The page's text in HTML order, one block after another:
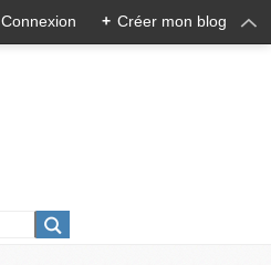
Connexion + Créer mon blog